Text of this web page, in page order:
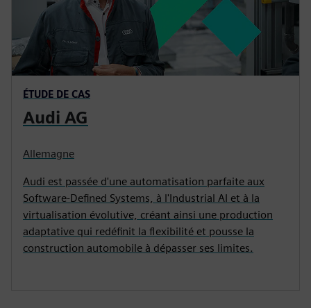
ÉTUDE DE CAS
Audi AG
Allemagne
Audi est passée d'une automatisation parfaite aux
Software-Defined Systems, à l'Industrial AI et à la
virtualisation évolutive, créant ainsi une production
adaptative qui redéfinit la flexibilité et pousse la
construction automobile à dépasser ses limites.